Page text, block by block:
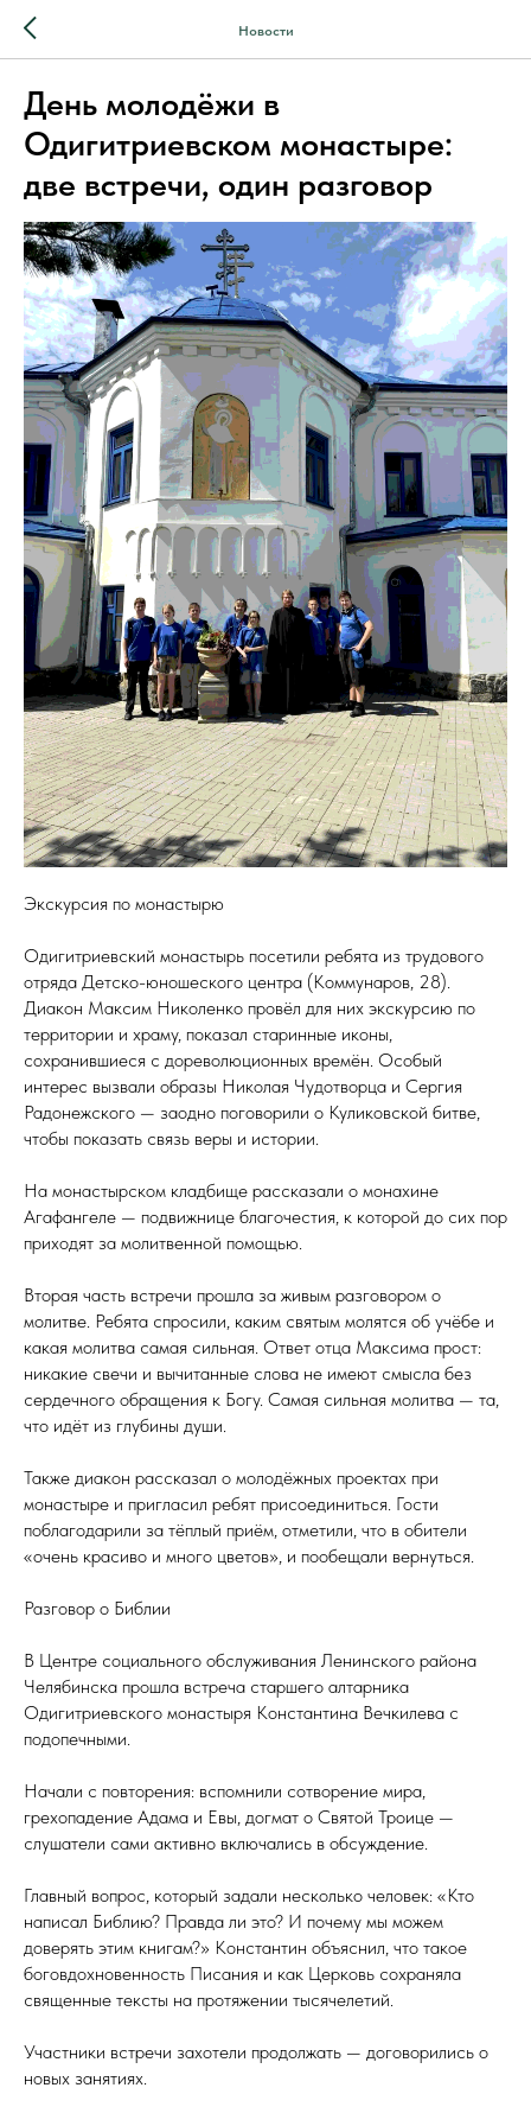
Новости
День молодёжи в
Одигитриевском монастыре:
две встречи, один разговор
Экскурсия по монастырю
Одигитриевский монастырь посетили ребята из трудового
отряда Детско-юношеского центра (Коммунаров, 28).
Диакон Максим Николенко провёл для них экскурсию по
территории и храму, показал старинные иконы,
сохранившиеся с дореволюционных времён. Особый
интерес вызвали образы Николая Чудотворца и Сергия
Радонежского — заодно поговорили о Куликовской битве,
чтобы показать связь веры и истории.
На монастырском кладбище рассказали о монахине
Агафангеле — подвижнице благочестия, к которой до сих пор
приходят за молитвенной помощью.
Вторая часть встречи прошла за живым разговором о
молитве. Ребята спросили, каким святым молятся об учёбе и
какая молитва самая сильная. Ответ отца Максима прост:
никакие свечи и вычитанные слова не имеют смысла без
сердечного обращения к Богу. Самая сильная молитва — та,
что идёт из глубины души.
Также диакон рассказал о молодёжных проектах при
монастыре и пригласил ребят присоединиться. Гости
поблагодарили за тёплый приём, отметили, что в обители
«очень красиво и много цветов», и пообещали вернуться.
Разговор о Библии
В Центре социального обслуживания Ленинского района
Челябинска прошла встреча старшего алтарника
Одигитриевского монастыря Константина Вечкилева с
подопечными.
Начали с повторения: вспомнили сотворение мира,
грехопадение Адама и Евы, догмат о Святой Троице —
слушатели сами активно включались в обсуждение.
Главный вопрос, который задали несколько человек: «Кто
написал Библию? Правда ли это? И почему мы можем
доверять этим книгам?» Константин объяснил, что такое
боговдохновенность Писания и как Церковь сохраняла
священные тексты на протяжении тысячелетий.
Участники встречи захотели продолжать — договорились о
новых занятиях.